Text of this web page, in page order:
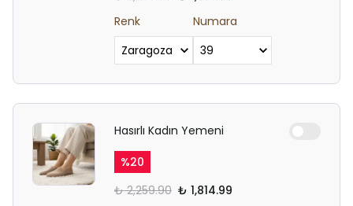
Renk
Numara
Hasırlı Kadın Yemeni
%20
₺ 2,259.90 ₺ 1,814.99